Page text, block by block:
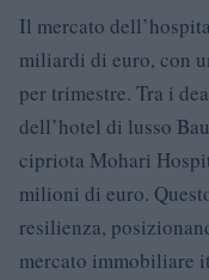
Il mercato
miliardi di euro, con
per trimestre. Tra i
dell’hotel di lusso
cipriota Mohari
milioni di euro.
resilienza,
mercato immobiliare